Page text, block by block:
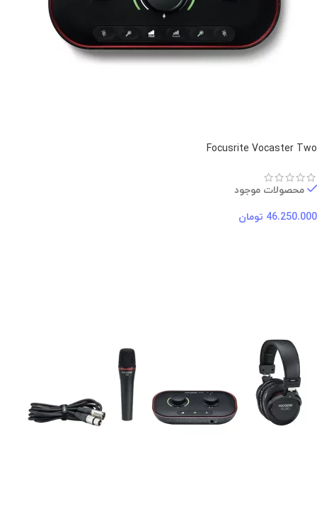
Focusrite Vocaster Two
محصولات موجود
46.250.000 تومان